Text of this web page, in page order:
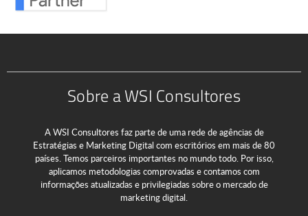
Sobre a WSI Consultores
A WSI Consultores faz parte de uma rede de agências de
Estratégias e Marketing Digital com escritórios em mais de 80
países. Temos parceiros importantes no mundo todo. Por isso,
aplicamos metodologias comprovadas e contamos com
informações atualizadas e privilegiadas sobre o mercado de
marketing digital.